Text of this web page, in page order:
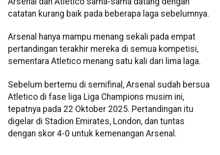
catatan kurang baik pada beberapa laga sebelumnya.
Arsenal hanya mampu menang sekali pada empat
pertandingan terakhir mereka di semua kompetisi,
sementara Atletico menang satu kali dari lima laga.
Sebelum bertemu di semifinal, Arsenal sudah bersua
Atletico di fase liga Liga Champions musim ini,
tepatnya pada 22 Oktober 2025. Pertandingan itu
digelar di Stadion Emirates, London, dan tuntas
dengan skor 4-0 untuk kemenangan Arsenal.